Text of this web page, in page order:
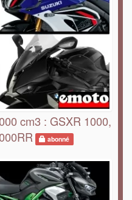
cm3 : GSXR 1000,
abonné